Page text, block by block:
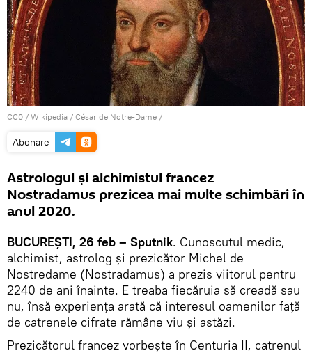
CC0 / Wikipedia / César de Notre-Dame /
Abonare
Astrologul și alchimistul francez
Nostradamus prezicea mai multe schimbări în
anul 2020.
BUCUREȘTI, 26 feb – Sputnik. Cunoscutul medic,
alchimist, astrolog și prezicător Michel de
Nostredame (Nostradamus) a prezis viitorul pentru
2240 de ani înainte. E treaba fiecăruia să creadă sau
nu, însă experiența arată că interesul oamenilor față
de catrenele cifrate rămâne viu și astăzi.
Prezicătorul francez vorbește în Centuria II, catrenul